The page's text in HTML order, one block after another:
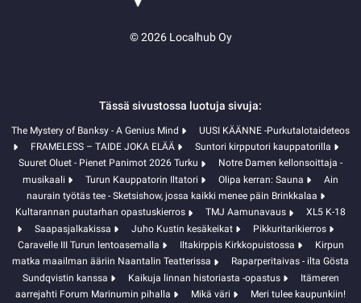
© 2026 Localhub Oy
Tässä sivustossa luotuja sivuja:
The Mystery of Banksy - A Genius Mind
UUSI KÄÄNNE -Purkutalotaideteos
FRAMELESS – TAIDE JOKA ELÄÄ
Suntori kirpputori kauppatorilla
Suuret Oluet - Pienet Panimot 2026 Turku
Notre Damen kellonsoittaja -
musikaali
Turun Kauppatorin Iltatori Olipa kerran: Sauna
Ain
naurain työtäs tee - Sketsishow, jossa kaikki menee päin Brinkkalaa
Kultarannan puutarhan opastuskierros
TMJ Aamunavaus
XL5 K-18
Saapasjalkakissa
Juho Kustin kesäkeikat
Pikkuritarikierros
Caravelle III Turun lentoasemalla
Iltakirppis Kirkkopuistossa
Kirpun
matka maailman ääriin Naantalin Teatterissa
Raparperitaivas - ilta Gösta
Sundqvistin kanssa
Kaikuja linnan historiasta -opastus
Itämeren
aarrejahti Forum Marinumin pihalla
Mikä väri
Meri tulee kaupunkiin!